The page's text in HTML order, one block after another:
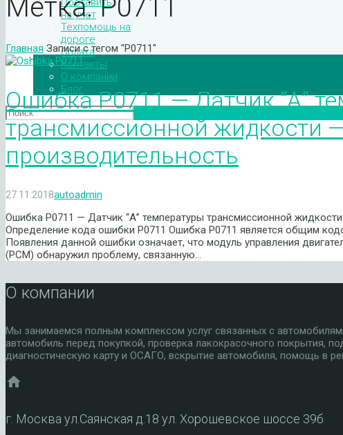
на учет
Техпомощь на
дороге
Оплата
Контакты
О компании
Блог
Метка:Р0711
Главная Записи с тегом "Р0711"
Ошибка P0711 — Датчик “А”
трансмиссионной жидкости
производительность
27.11.2018autoadmin
Ошибка P0711 — Датчик “А” температуры трансмиссионной
Определение кода ошибки P0711 Ошибка P0711 является общим
Появления данной ошибки означает, что модуль управления
(PCM) обнаружил проблему, связанную…
О компании
Мы занимаемся полным комплексом услуг связанных с
автомобиль перед покупкой, проверка лакокрасочного покрытия,
диагностическую карту и ОСАГО, вскрытие автомобиля, помощь в
home
г. Москва ул.Саянская д.18 ул. Хорошевское шоссе 39б